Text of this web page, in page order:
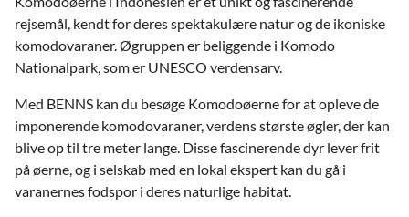
rejsemål, kendt for deres spektakulære natur og de ikoniske
komodovaraner. Øgruppen er beliggende i Komodo
Nationalpark, som er UNESCO verdensarv.
Med BENNS kan du besøge Komodoøerne for at opleve de
imponerende komodovaraner, verdens største øgler, der kan
blive op til tre meter lange. Disse fascinerende dyr lever frit
på øerne, og i selskab med en lokal ekspert kan du gå i
varanernes fodspor i deres naturlige habitat.